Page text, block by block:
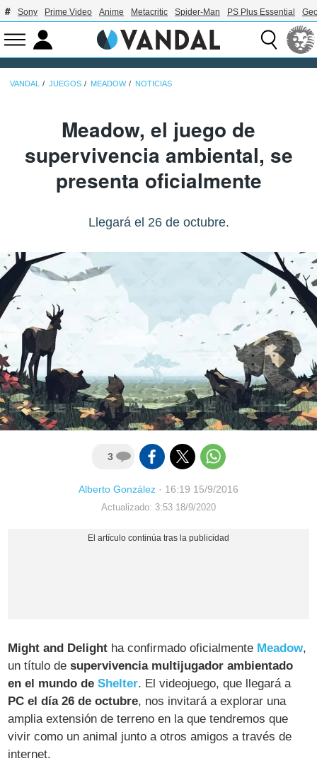
Sony Prime Video Anime Metacritic Spider-Man PS Plus Essential
VANDAL JUEGOS MEADOW NOTICIAS
Meadow, el juego de
supervivencia ambiental, se
presenta oficialmente
Llegará el 26 de octubre.
3
Alberto González · 16:19 15/9/2016
Actualizado: 3:53 18/9/2020
Might and Delight ha confirmado oficialmente Meadow,
un título de supervivencia multijugador ambientado
en el mundo deShelter. El videojuego, que llegará a
PC el día 26 de octubre, nos invitará a explorar una
amplia extensión de terreno en la que tendremos que
vivir como un animal junto a otros amigos a través de
internet.